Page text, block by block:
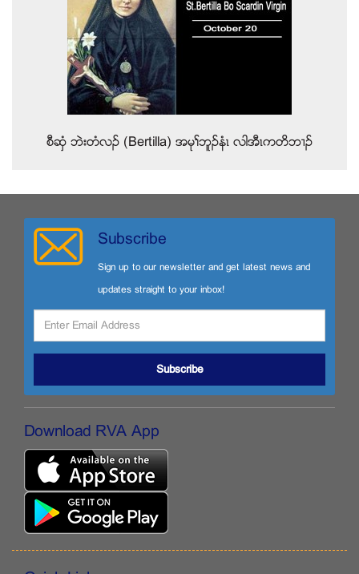
စီဆွံ ဘဲးတံလဥ (Bertilla) အမုႈဘူဥနံၚ လါအီၚကတိဘ႕ဥ
Subscribe
Sign up to our newsletter and get latest news and
updates straight to your inbox!
Subscribe
Download RVA App